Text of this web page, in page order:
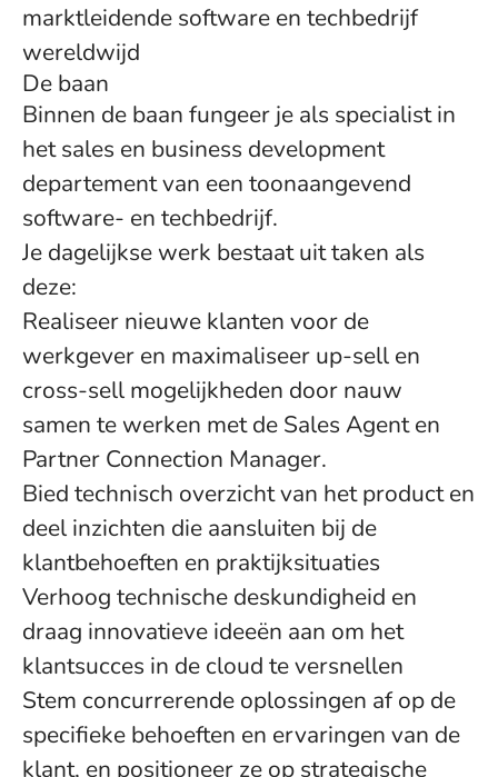
marktleidende software en techbedrijf
wereldwijd
De baan
Binnen de baan fungeer je als specialist in
het sales en business development
departement van een toonaangevend
software- en techbedrijf.
Je dagelijkse werk bestaat uit taken als
deze:
Realiseer nieuwe klanten voor de
werkgever en maximaliseer up-sell en
cross-sell mogelijkheden door nauw
samen te werken met de Sales Agent en
Partner Connection Manager.
Bied technisch overzicht van het product en
deel inzichten die aansluiten bij de
klantbehoeften en praktijksituaties
Verhoog technische deskundigheid en
draag innovatieve ideeën aan om het
klantsucces in de cloud te versnellen
Stem concurrerende oplossingen af op de
specifieke behoeften en ervaringen van de
klant, en positioneer ze op strategische